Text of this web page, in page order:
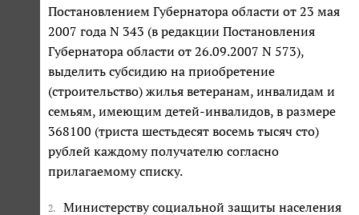
Постановлением Губернатора области от 23 мая
2007 года N 343 (в редакции Постановления
Губернатора области от 26.09.2007 N 573),
выделить субсидию на приобретение
(строительство) жилья ветеранам, инвалидам и
семьям, имеющим детей-инвалидов, в размере
368100 (триста шестьдесят восемь тысяч сто)
рублей каждому получателю согласно
прилагаемому списку.
2. Министерству социальной защиты населения